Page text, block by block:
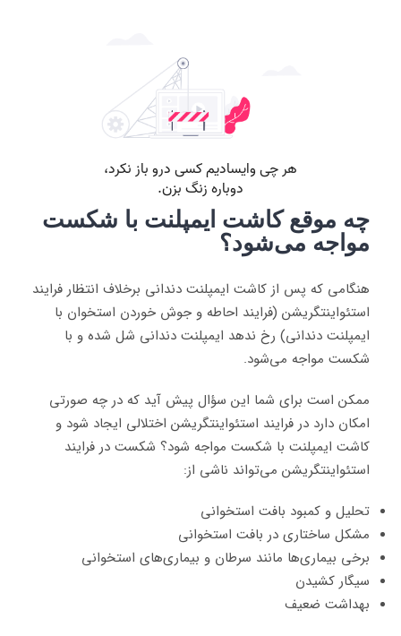
چه موقع کاشت ایمپلنت با شکست
مواجه می‌شود؟
هنگامی که پس از کاشت ایمپلنت دندانی برخلاف انتظار فرایند
استئواینتگریشن (فرایند احاطه‌ و جوش خوردن استخوان با
ایمپلنت دندانی) رخ ندهد ایمپلنت دندانی شل شده و با
شکست مواجه می‌شود.
ممکن است برای شما این سؤال پیش آید که در چه صورتی
امکان دارد در فرایند استئواینتگریشن اختلالی ایجاد شود و
کاشت ایمپلنت با شکست مواجه شود؟ شکست در فرایند
استئواینتگریشن می‌تواند ناشی از:
تحلیل و کمبود بافت استخوانی
مشکل ساختاری در بافت استخوانی
برخی بیماری‌ها مانند سرطان و بیماری‌های استخوانی
سیگار کشیدن
بهداشت ضعیف